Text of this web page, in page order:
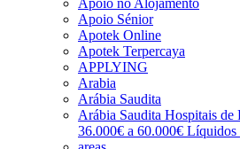
Apoio Sénior
Apotek Online
Apotek Terpercaya
APPLYING
Arabia
Arábia Saudita
Arábia Saudita Hospitais
36.000€ a 60.000€